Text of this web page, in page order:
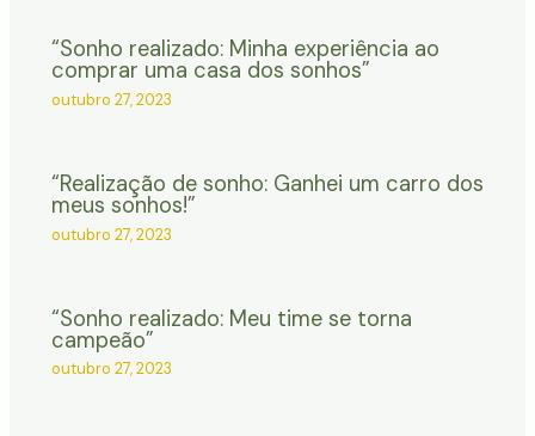
“Sonho realizado: Minha experiência ao
comprar uma casa dos sonhos”
outubro 27, 2023
“Realização de sonho: Ganhei um carro dos
meus sonhos!”
outubro 27, 2023
“Sonho realizado: Meu time se torna
campeão”
outubro 27, 2023